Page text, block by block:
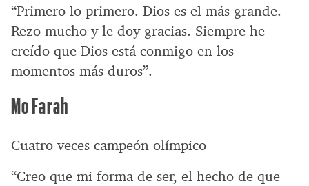
“Primero lo primero. Dios es el más grande.
Rezo mucho y le doy gracias. Siempre he
creído que Dios está conmigo en los
momentos más duros”.
Mo Farah
Cuatro veces campeón olímpico
“Creo que mi forma de ser, el hecho de que